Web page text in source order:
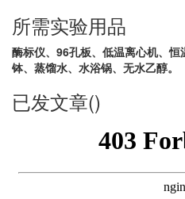
所需实验用品
酶标仪、96孔板、低温离心机、
钵、蒸馏水、水浴锅、无水乙醇。
已发文章()